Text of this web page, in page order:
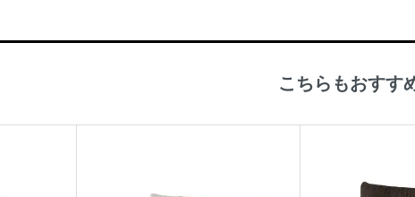
こちらもおすす